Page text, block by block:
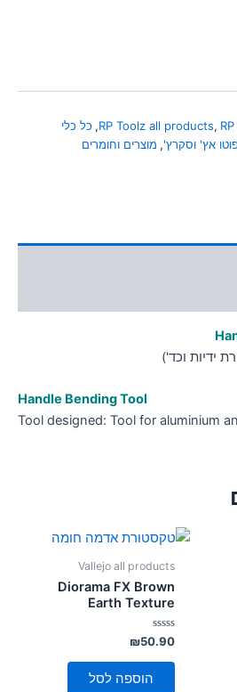
כל
RP Toolz all products,
, כל כלי
אץ' וסקרץ', מוצרים וחומרים
ידיות וכד')
Handle Bending Tool
Tool designed: Tool for aluminium
Vallejo all products
Diorama FX Brown
Earth Texture
דורג
0
מתוך
₪50.90
הוספה לסל